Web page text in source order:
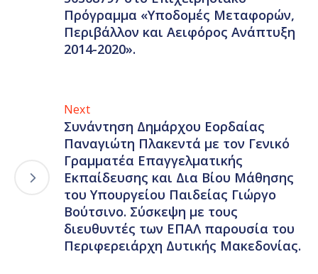
Πρόγραμμα «Υποδομές Μεταφορών,
Περιβάλλον και Αειφόρος Ανάπτυξη
2014-2020».
Next
Συνάντηση Δημάρχου Εορδαίας
Παναγιώτη Πλακεντά με τον Γενικό
Γραμματέα Επαγγελματικής
Εκπαίδευσης και Δια Βίου Μάθησης
του Υπουργείου Παιδείας Γιώργο
Βούτσινο. Σύσκεψη με τους
διευθυντές των ΕΠΑΛ παρουσία του
Περιφερειάρχη Δυτικής Μακεδονίας.